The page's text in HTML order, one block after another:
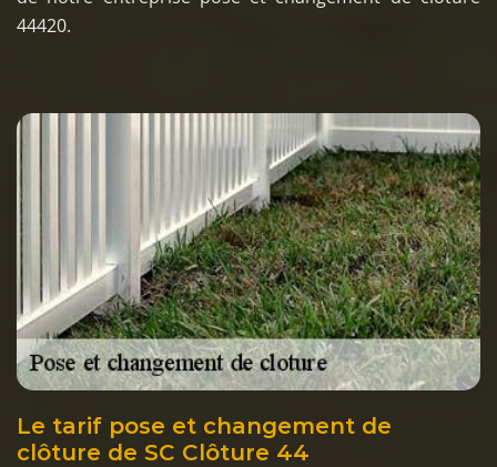
44420.
Le tarif pose et changement de
clôture de SC Clôture 44